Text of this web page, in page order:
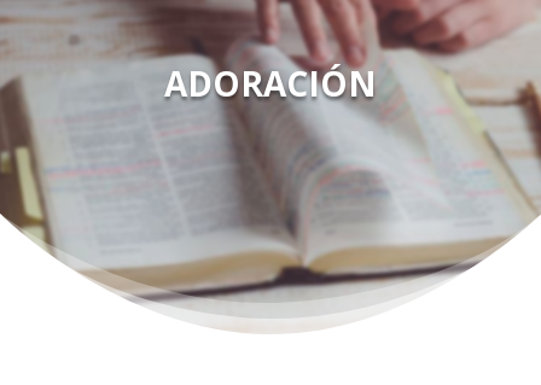
ADORACIÓN